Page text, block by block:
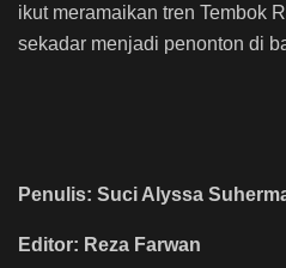
ikut meramaikan tren Tembok
sekadar menjadi penonton di
Penulis: Suci Alyssa
Editor: Reza Farwan